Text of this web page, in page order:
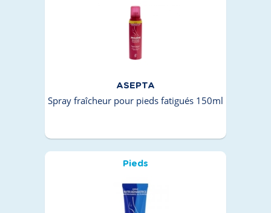
ASEPTA
Spray fraîcheur pour pieds fatigués 150ml
Pieds